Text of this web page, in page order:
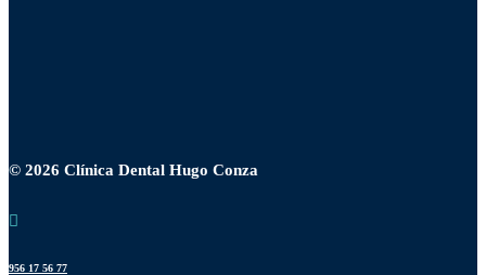
© 2026 Clínica Dental Hugo Conza
956 17 56 77